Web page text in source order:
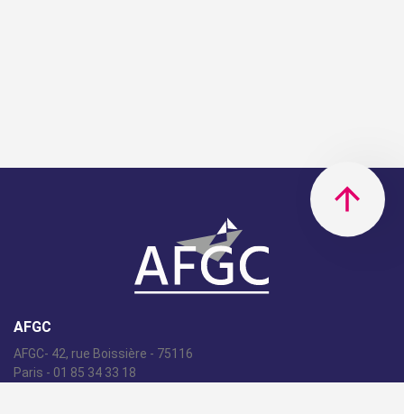
AFGC
AFGC- 42, rue Boissière - 75116
Paris - 01 85 34 33 18